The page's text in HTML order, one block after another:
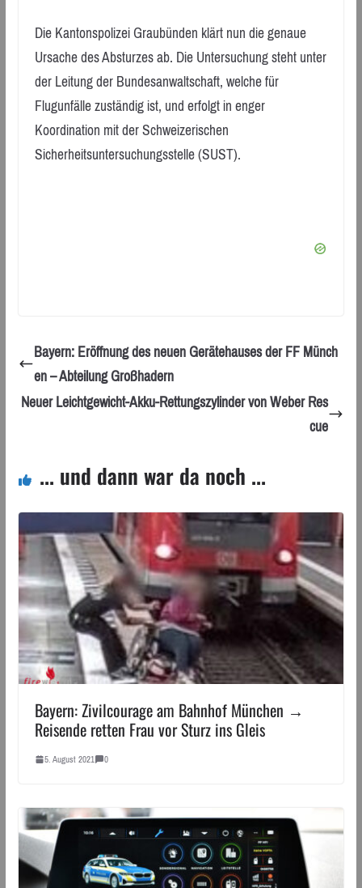
Die Kantonspolizei Graubünden klärt nun die genaue
Ursache des Absturzes ab. Die Untersuchung steht unter
der Leitung der Bundesanwaltschaft, welche für
Flugunfälle zuständig ist, und erfolgt in enger
Koordination mit der Schweizerischen
Sicherheitsuntersuchungsstelle (SUST).
Bayern: Eröffnung des neuen Gerätehauses der FF Münch
en – Abteilung Großhadern
Neuer Leichtgewicht-Akku-Rettungszylinder von Weber Res
cue
... und dann war da noch ...
Bayern: Zivilcourage am Bahnhof München →
Reisende retten Frau vor Sturz ins Gleis
5. August 2021 0